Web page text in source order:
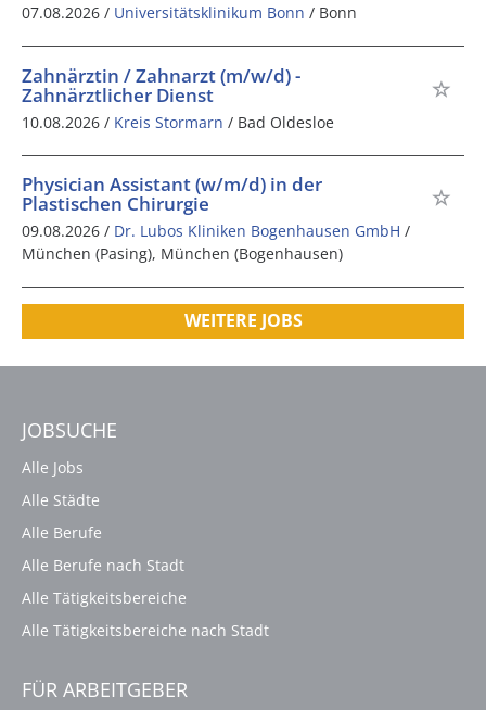
07.08.2026 / Universitätsklinikum Bonn / Bonn
Zahnärztin / Zahnarzt (m/w/d) -
Zahnärztlicher Dienst
10.08.2026 / Kreis Stormarn / Bad Oldesloe
Physician Assistant (w/m/d) in der
Plastischen Chirurgie
09.08.2026 / Dr. Lubos Kliniken Bogenhausen GmbH /
München (Pasing), München (Bogenhausen)
WEITERE JOBS
JOBSUCHE
Alle Jobs
Alle Städte
Alle Berufe
Alle Berufe nach Stadt
Alle Tätigkeitsbereiche
Alle Tätigkeitsbereiche nach Stadt
FÜR ARBEITGEBER